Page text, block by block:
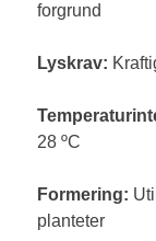
forgrund
Lyskrav:
28 ºC
Formering:
planteter